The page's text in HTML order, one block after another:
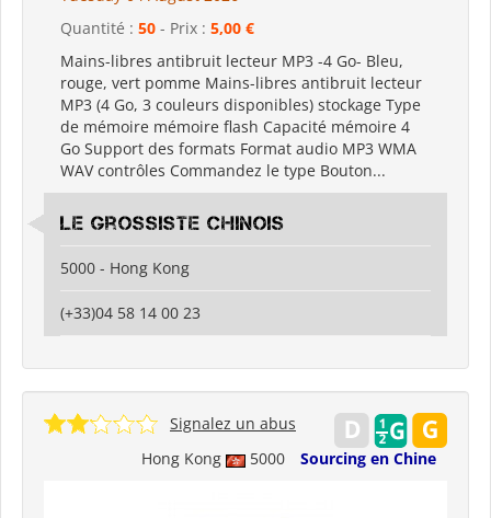
Quantité : 50 - Prix : 5,00 €
Mains-libres antibruit lecteur MP3 -4 Go- Bleu,
rouge, vert pomme Mains-libres antibruit lecteur
MP3 (4 Go, 3 couleurs disponibles) stockage Type
de mémoire mémoire flash Capacité mémoire 4
Go Support des formats Format audio MP3 WMA
WAV contrôles Commandez le type Bouton...
Le grossiste chinois
5000 - Hong Kong
(+33)04 58 14 00 23
Hong Kong 5000 Sourcing en Chine
Signalez un abus